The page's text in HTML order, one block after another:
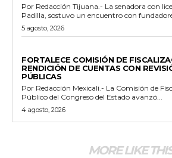
Por Redacción Tijuana.- La senadora con licencia, Julieta Ramírez
Padilla, sostuvo un encuentro con
5 agosto, 2026
FORTALECE COMISIÓN DE
RENDICIÓN DE CUENTAS CON
PÚBLICAS
Por Redacción Mexicali.- La Comisión de Fiscalización del Gasto
Público del Congreso del Estado avanzó...
4 agosto, 2026
MORE LIKE